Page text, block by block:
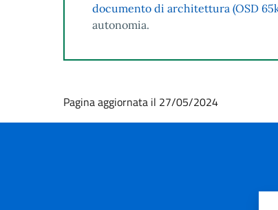
documento di architettura (OSD
autonomia.
Pagina aggiornata il 27/05/2024